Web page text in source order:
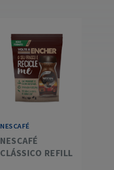
NESCAFÉ
NESCAFÉ
CLÁSSICO REFILL